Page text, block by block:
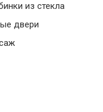
из стекла
двери